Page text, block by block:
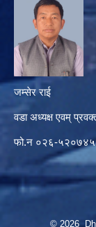
जम्सेर राई
वडा अध्यक्ष एवम्
फो.न ०२६-५२०७४५
© 2026